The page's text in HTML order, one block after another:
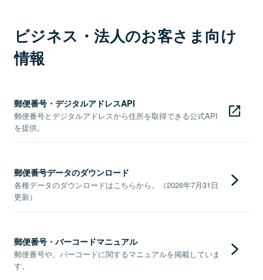
ビジネス・法人のお客さま向け
情報
郵便番号・デジタルアドレスAPI
郵便番号とデジタルアドレスから住所を取得できる公式API
を提供。
郵便番号データのダウンロード
各種データのダウンロードはこちらから。（2026年7月31日
更新）
郵便番号・バーコードマニュアル
郵便番号や、バーコードに関するマニュアルを掲載していま
す。